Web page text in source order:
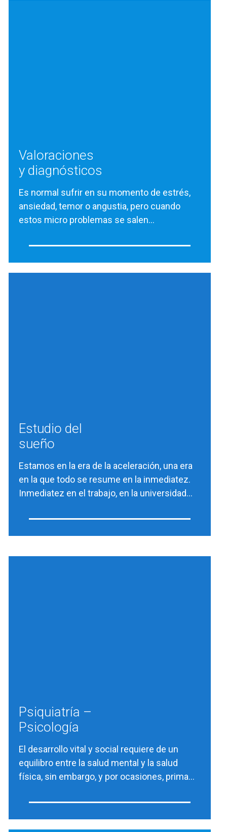
Valoraciones
y diagnósticos
Es normal sufrir en su momento de estrés,
ansiedad, temor o angustia, pero cuando
estos micro problemas se salen…
Estudio del
sueño
Estamos en la era de la aceleración, una era
en la que todo se resume en la inmediatez.
Inmediatez en el trabajo, en la universidad…
Psiquiatría –
Psicología
El desarrollo vital y social requiere de un
equilibro entre la salud mental y la salud
física, sin embargo, y por ocasiones, prima…